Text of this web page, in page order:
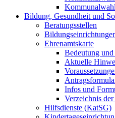
Bildung, Gesundheit und
Beratungsstellen
Ehrenamtskarte
Bedeutung
Aktuelle
Infos und
Verzeichnis der
Hilfsdienste (KatSG)